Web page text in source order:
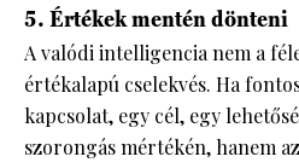
5. Értékek mentén dönteni
A valódi intelligencia nem a
értékalapú cselekvés. Ha
kapcsolat, egy cél, egy
szorongás mértékén, hanem